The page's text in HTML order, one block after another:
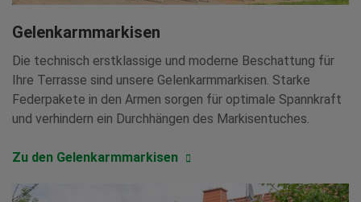
Gelenkarmmarkisen
Die technisch erstklassige und moderne Beschattung für
Ihre Terrasse sind unsere Gelenkarmmarkisen. Starke
Federpakete in den Armen sorgen für optimale Spannkraft
und verhindern ein Durchhängen des Markisentuches.
Zu den Gelenkarmmarkisen